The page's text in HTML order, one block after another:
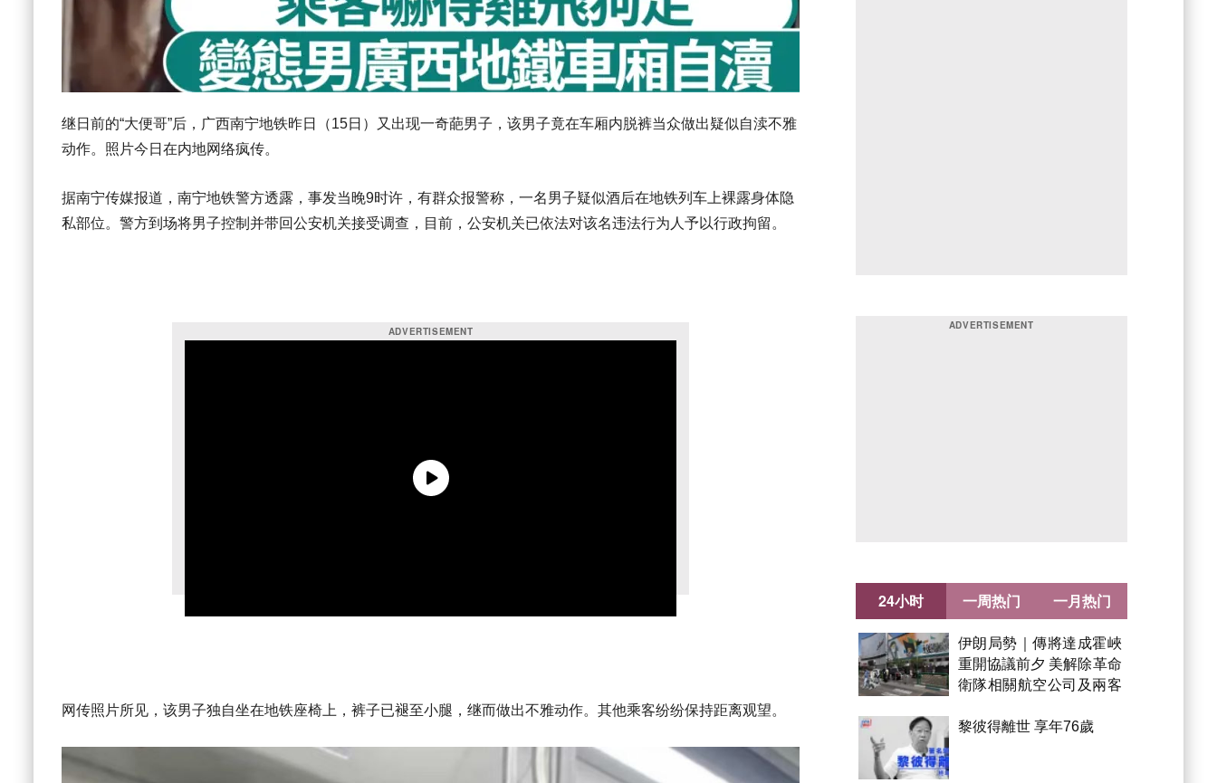
继日前的“大便哥”后，广西南宁地铁昨日（15日）又出现一奇葩男子，该男子竟在车厢内脱裤当众做出疑似自渎不雅
动作。照片今日在内地网络疯传。
据南宁传媒报道，南宁地铁警方透露，事发当晚9时许，有群众报警称，一名男子疑似酒后在地铁列车上裸露身体隐
私部位。警方到场将男子控制并带回公安机关接受调查，目前，公安机关已依法对该名违法行为人予以行政拘留。
网传照片所见，该男子独自坐在地铁座椅上，裤子已褪至小腿，继而做出不雅动作。其他乘客纷纷保持距离观望。
24小时
伊朗局勢｜傳將達成霍峽
重開協議前夕 美解除革命
衛隊相關航空公司及兩客
黎彼得離世 享年76歲
一周热门 一月热门